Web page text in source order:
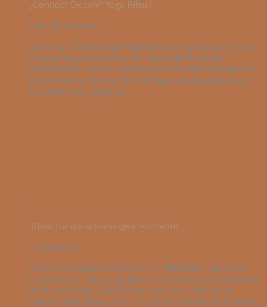
„Connect Deeply“ Yoga Ritual
1std 10 minuten
Diese gut 70-minütige Yogapraxis ist das längste Video
unserer Yoga Videoreihe für das erste Trimester.
Aufgrund der Dauer und der Auswahl der Übungen ist
das Video wunderbar für fitte Tage, an denen Du Zeit
für Dich hast, geeignet.
Ritual für die schwierigen Momente
10 minuten
Viele Schwangere erleben im 1. Trimester Tage oder
Momente, an denen gefühlt nichts mehr geht. Vielleicht
ist Dir schlecht, Dein Rücken tut weh, oder es ist
einfach alles unbequem. In solchen Phasen ist es leicht,